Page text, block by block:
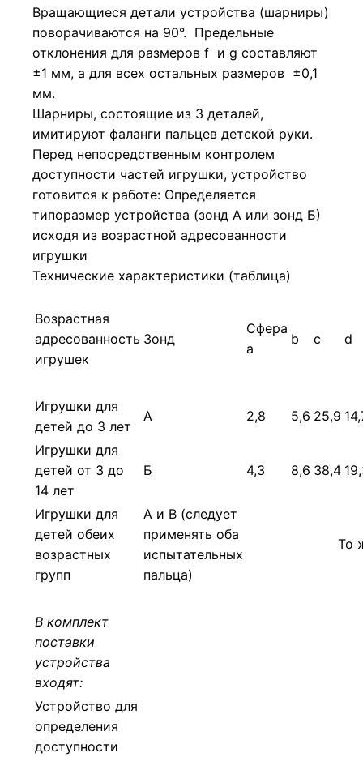
Вращающиеся детали устройства (шарниры)
поворачиваются на 90°. Предельные
отклонения для размеров f и g составляют
±1 мм, а для всех остальных размеров ±0,1
мм.
Шарниры, состоящие из 3 деталей,
имитируют фаланги пальцев детской руки.
Перед непосредственным контролем
доступности частей игрушки, устройство
готовится к работе: Определяется
типоразмер устройства (зонд А или зонд Б)
исходя из возрастной адресованности
игрушки
Технические характеристики (таблица)
Возрастная
адресованность
игрушек
Зонд
Сфера
а
b c d
Игрушки для
детей до 3 лет
А 2,8 5,6 25,9
Игрушки для
детей от 3 до
14 лет
Б 4,3 8,6 38,4
Игрушки для
детей обеих
возрастных
групп
А и В (следует
применять оба
испытательных
пальца)
То
В комплект
поставки
устройства
входят:
Устройство для
определения
доступности